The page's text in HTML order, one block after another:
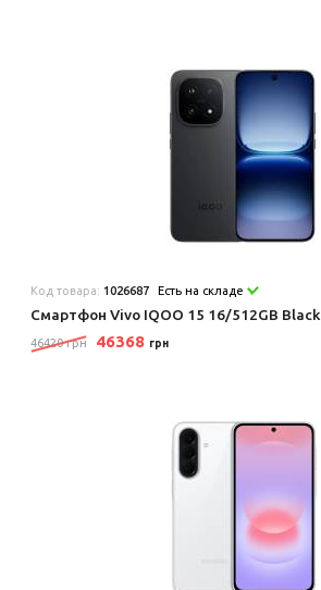
Код товара: 1026687 Есть на складе
Смартфон Vivo IQOO 15 16/512GB Black
46420 грн 46368 грн